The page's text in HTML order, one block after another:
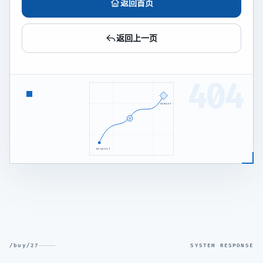
返回首页
返回上一页
REQUEST
TARGET
/buy/27 SYSTEM RESPONSE